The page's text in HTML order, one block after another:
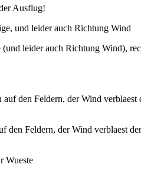
Ausflug!
leider auch Richtung Wind),
den Feldern, der Wind verblaest